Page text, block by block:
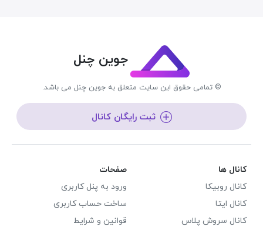
جوین چنل
© تمامی حقوق این سایت متعلق به جوین چنل می باشد.
ثبت رایگان کانال
کانال ها
کانال روبیکا
کانال ایتا
کانال سروش پلاس
صفحات
ورود به پنل کاربری
ساخت حساب کاربری
قوانین و شرایط